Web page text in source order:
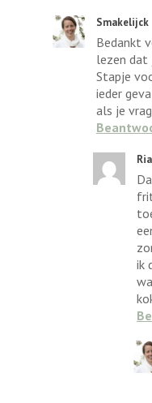
Smakelijck
Bedankt
lezen dat
Stapje
ieder
als je
ik